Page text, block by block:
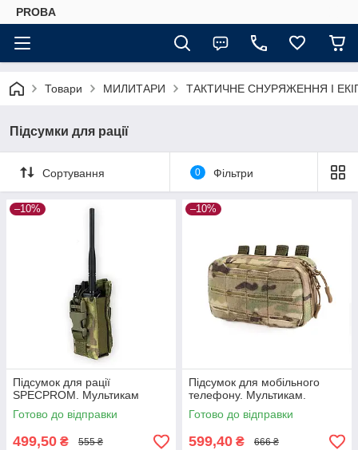
PROBA
Товари МИЛИТАРИ ТАКТИЧНЕ СНУРЯЖЕННЯ І
Підсумки для рації
Сортування 0 Фільтри
–10%
Підсумок для рації
SPECPROM. Мультикам
Готово до відправки
499,50 ₴ 555 ₴
–10%
Підсумок для мобільного
телефону. Мультикам.
Готово до відправки
599,40 ₴ 666 ₴